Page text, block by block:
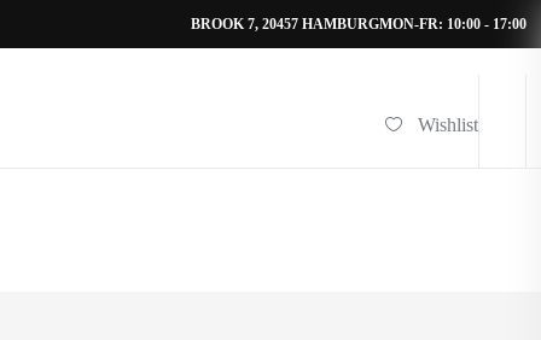
BROOK 7, 20457 HAMBURGMON-FR: 10:00 - 17:00
Wishlist